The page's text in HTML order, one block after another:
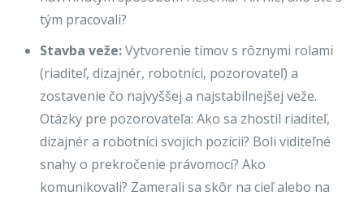
tým pracovali?
Stavba veže:Vytvorenie tímov s rôznymi rolami
(riaditeľ, dizajnér, robotníci, pozorovateľ) a
zostavenie čo najvyššej a najstabilnejšej veže.
Otázky pre pozorovateľa: Ako sa zhostil riaditeľ,
dizajnér a robotníci svojich pozícii? Boli viditeľné
snahy o prekročenie právomocí? Ako
komunikovali? Zamerali sa skôr na cieľ alebo na